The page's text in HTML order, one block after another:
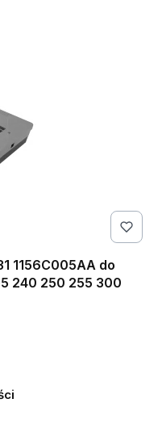
1156C005AA do
240 250 255 300